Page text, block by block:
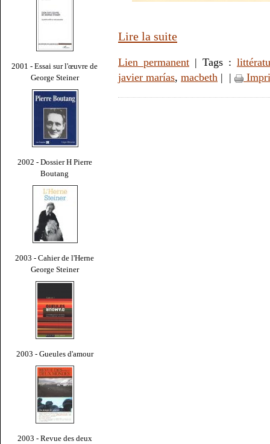
2001 - Essai sur l'œuvre de
George Steiner
2002 - Dossier H Pierre
Boutang
2003 - Cahier de l'Herne
George Steiner
2003 - Gueules d'amour
2003 - Revue des deux
Lire la suite
Lien permanent | Tags :
javier marías, macbeth | |